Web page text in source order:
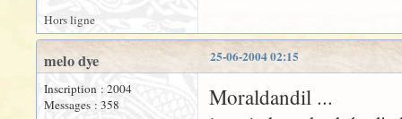
Hors ligne
25-06-2004 02:15
melo dye
Inscription : 2004
Messages : 358
Moraldandil ...